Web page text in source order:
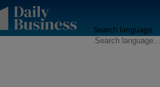
Search language